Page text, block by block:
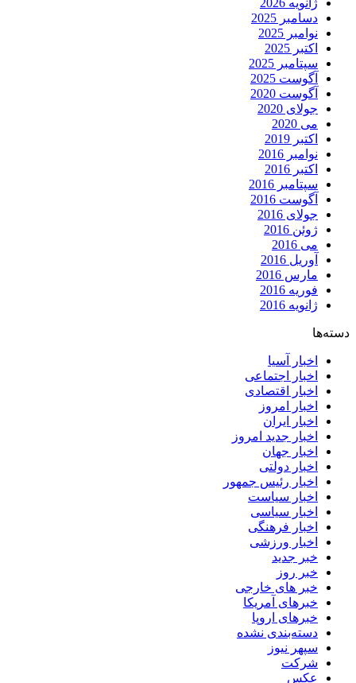
دسامبر 2025
نوامبر 2025
اکتبر 2025
سپتامبر 2025
آگوست 2025
آگوست 2020
جولای 2020
می 2020
اکتبر 2019
نوامبر 2016
اکتبر 2016
سپتامبر 2016
آگوست 2016
جولای 2016
ژوئن 2016
می 2016
آوریل 2016
مارس 2016
فوریه 2016
ژانویه 2016
دسته‌ها
اخبار آسیا
اخبار اجتماعی
اخبار اقتصادی
اخبار امروز
اخبار ایران
اخبار جدید امروز
اخبار جهان
اخبار دولتی
اخبار رئیس جمهور
اخبار سیاست
اخبار سیاسی
اخبار فرهنگی
اخبار ورزشی
خبر جدید
خبر روز
خبر های خارجی
خبرهای آمریکا
خبرهای اروپا
دسته‌بندی نشده
سپهر نیوز
شرکت
عکس